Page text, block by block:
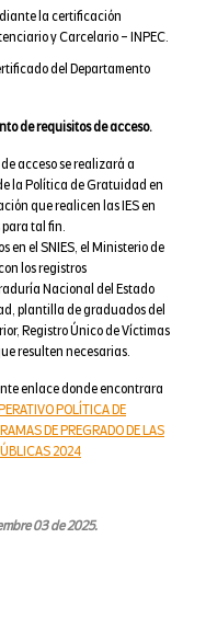
la certificación
y Carcelario – INPEC.
del Departamento
de requisitos de acceso.
acceso se realizará a
la Política de Gratuidad en
que realicen las IES en
para tal fin.
en el SNIES, el Ministerio de
los registros
Nacional del Estado
plantilla de graduados del
Registro Único de Víctimas
resulten necesarias.
enlace donde encontrara
POLÍTICA DE
DE PREGRADO DE LAS
2024
03 de 2025.